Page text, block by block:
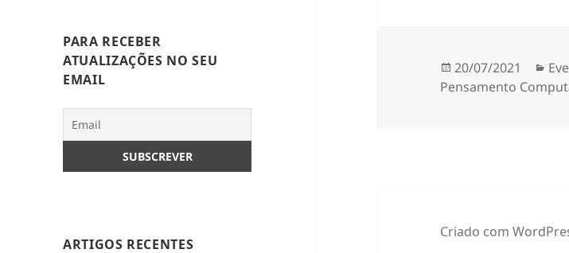
PARA RECEBER
ATUALIZAÇÕES NO SEU
EMAIL
ARTIGOS RECENTES
Publicado
a
20/07/2021
Pensamento
Criado com